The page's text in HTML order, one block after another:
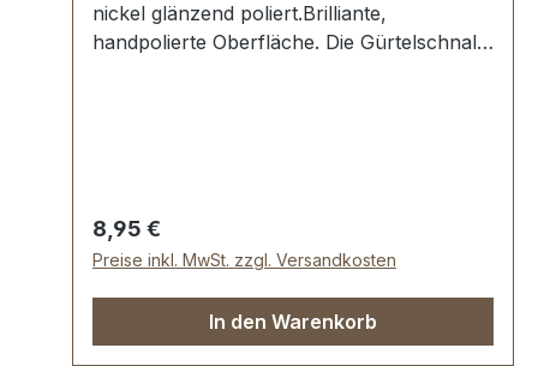
nickel glänzend poliert.Brilliante,
handpolierte Oberfläche. Die Gürtelschnalle
Regulärer Preis:
8,95 €
Preise inkl. MwSt. zzgl. Versandkosten
In den Warenkorb